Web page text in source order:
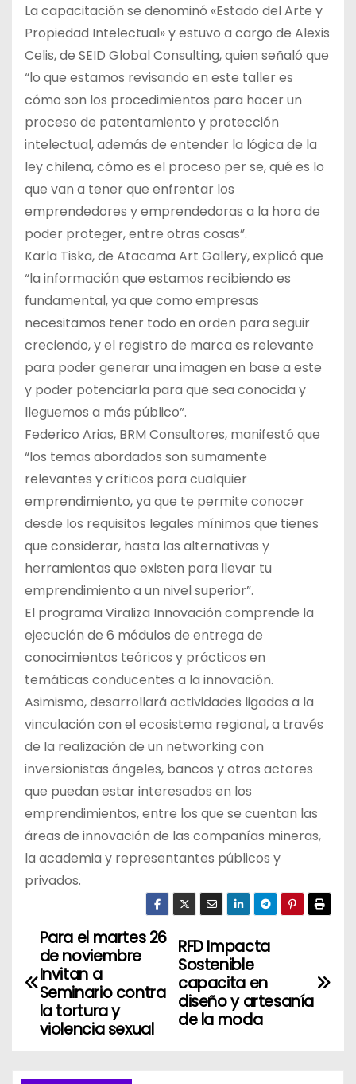
La capacitación se denominó «Estado del Arte y
Propiedad Intelectual» y estuvo a cargo de Alexis
Celis, de SEID Global Consulting, quien señaló que
“lo que estamos revisando en este taller es
cómo son los procedimientos para hacer un
proceso de patentamiento y protección
intelectual, además de entender la lógica de la
ley chilena, cómo es el proceso per se, qué es lo
que van a tener que enfrentar los
emprendedores y emprendedoras a la hora de
poder proteger, entre otras cosas”.
Karla Tiska, de Atacama Art Gallery, explicó que
“la información que estamos recibiendo es
fundamental, ya que como empresas
necesitamos tener todo en orden para seguir
creciendo, y el registro de marca es relevante
para poder generar una imagen en base a este
y poder potenciarla para que sea conocida y
lleguemos a más público”.
Federico Arias, BRM Consultores, manifestó que
“los temas abordados son sumamente
relevantes y críticos para cualquier
emprendimiento, ya que te permite conocer
desde los requisitos legales mínimos que tienes
que considerar, hasta las alternativas y
herramientas que existen para llevar tu
emprendimiento a un nivel superior”.
El programa Viraliza Innovación comprende la
ejecución de 6 módulos de entrega de
conocimientos teóricos y prácticos en
temáticas conducentes a la innovación.
Asimismo, desarrollará actividades ligadas a la
vinculación con el ecosistema regional, a través
de la realización de un networking con
inversionistas ángeles, bancos y otros actores
que puedan estar interesados en los
emprendimientos, entre los que se cuentan las
áreas de innovación de las compañías mineras,
la academia y representantes públicos y
privados.
N
a
RFD Impacta
Sostenible
capacita en
diseño y artesanía
de la moda
Para el martes 26
de noviembre
Invitan a
Seminario contra
la tortura y
violencia sexual